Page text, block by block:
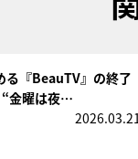
る『BeauTV』の終了
金曜は夜…